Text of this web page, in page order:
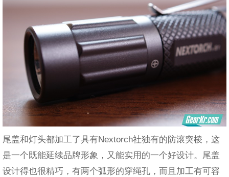
尾盖和灯头都加工了具有Nextorch社独有的防滚突棱，这
是一个既能延续品牌形象，又能实用的一个好设计。尾盖
设计得也很精巧，有两个弧形的穿绳孔，而且加工有可容